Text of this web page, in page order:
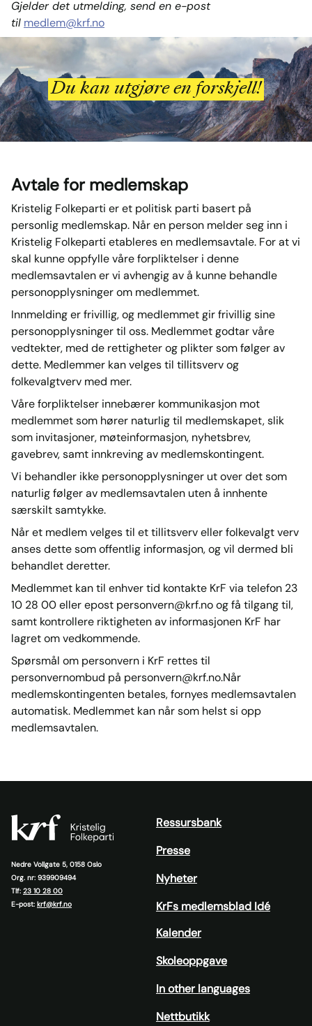
Gjelder det utmelding, send en e-post
til medlem@krf.no
Du kan utgjøre en forskjell!
Avtale for medlemskap
Kristelig Folkeparti er et politisk parti basert på
personlig medlemskap. Når en person melder seg inn i
Kristelig Folkeparti etableres en medlemsavtale. For at vi
skal kunne oppfylle våre forpliktelser i denne
medlemsavtalen er vi avhengig av å kunne behandle
personopplysninger om medlemmet.
Innmelding er frivillig, og medlemmet gir frivillig sine
personopplysninger til oss. Medlemmet godtar våre
vedtekter, med de rettigheter og plikter som følger av
dette. Medlemmer kan velges til tillitsverv og
folkevalgtverv med mer.
Våre forpliktelser innebærer kommunikasjon mot
medlemmet som hører naturlig til medlemskapet, slik
som invitasjoner, møteinformasjon, nyhetsbrev,
gavebrev, samt innkreving av medlemskontingent.
Vi behandler ikke personopplysninger ut over det som
naturlig følger av medlemsavtalen uten å innhente
særskilt samtykke.
Når et medlem velges til et tillitsverv eller folkevalgt verv
anses dette som offentlig informasjon, og vil dermed bli
behandlet deretter.
Medlemmet kan til enhver tid kontakte KrF via telefon 23
10 28 00 eller epost personvern@krf.no og få tilgang til,
samt kontrollere riktigheten av informasjonen KrF har
lagret om vedkommende.
Spørsmål om personvern i KrF rettes til
personvernombud på personvern@krf.no.Når
medlemskontingenten betales, fornyes medlemsavtalen
automatisk. Medlemmet kan når som helst si opp
medlemsavtalen.
Nedre Vollgate 5, 0158 Oslo
Org. nr: 939909494
Tlf: 23 10 28 00
E-post: krf@krf.no
Ressursbank
Presse
Nyheter
KrFs medlemsblad Idé
Kalender
Skoleoppgave
In other languages
Nettbutikk